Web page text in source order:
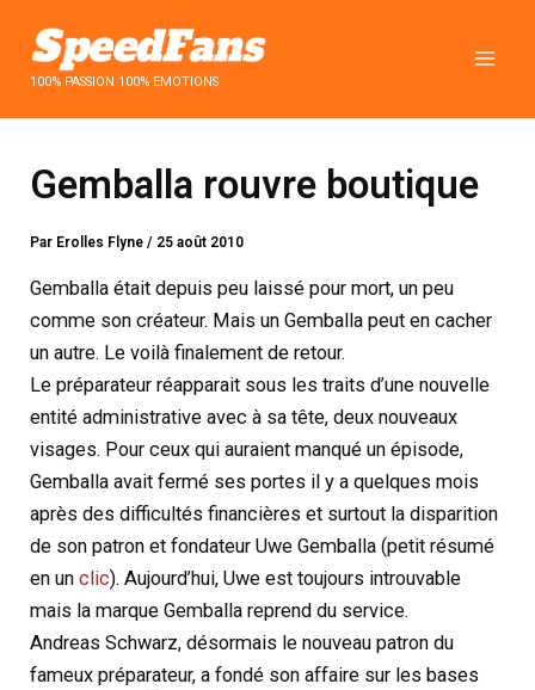
contenu100% PASSION 100% EMOTIONS
Gemballa rouvre boutique
Par Erolles Flyne/ 25 août 2010
Gemballa était depuis peu laissé pour mort, un peu
comme son créateur. Mais un Gemballa peut en cacher
un autre. Le voilà finalement de retour.
Le préparateur réapparait sous les traits d’une nouvelle
entité administrative avec à sa tête, deux nouveaux
visages. Pour ceux qui auraient manqué un épisode,
Gemballa avait fermé ses portes il y a quelques mois
après des difficultés financières et surtout la disparition
de son patron et fondateur Uwe Gemballa (petit résumé
en unclic). Aujourd’hui, Uwe est toujours introuvable
mais la marque Gemballa reprend du service.
Andreas Schwarz, désormais le nouveau patron du
fameux préparateur, a fondé son affaire sur les bases